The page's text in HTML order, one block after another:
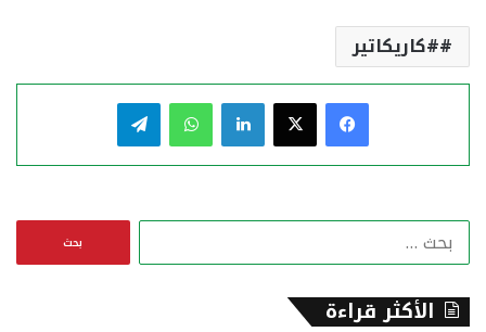
#كاريكاتير
فيسبوك لينكدإن واتساب
الأكثر قراءة